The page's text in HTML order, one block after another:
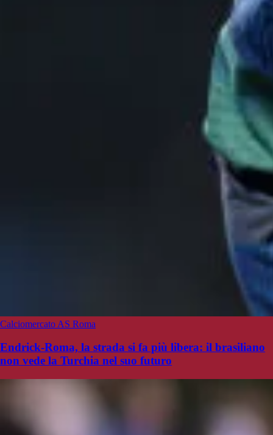
Calciomercato AS Roma
Endrick-Roma, la strada si fa più libera: il brasiliano
non vede la Turchia nel suo futuro